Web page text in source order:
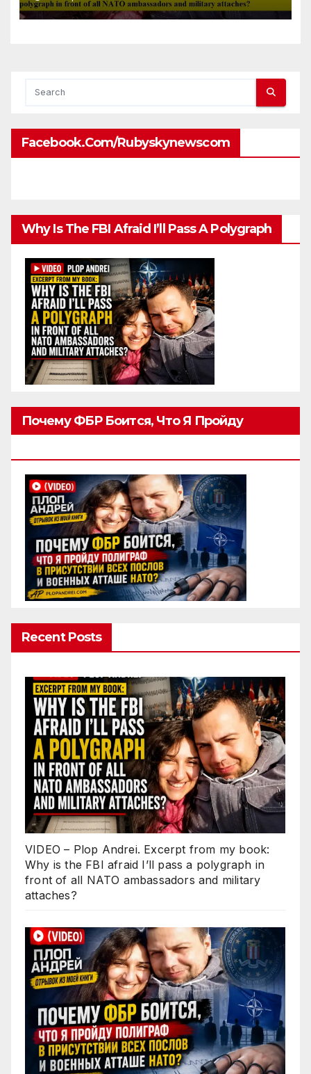
front of all NATO
ambassadors and military
Facebook.com/rubyskynewscom
Why Is The FBI Afraid I’ll Pass A Polygraph
Почему ФБР Боится, Что Я Пройду
Recent Posts
VIDEO – Plop Andrei. Excerpt from my book:
Why is the FBI afraid I’ll pass a polygraph in
front of all NATO ambassadors and military
attaches?